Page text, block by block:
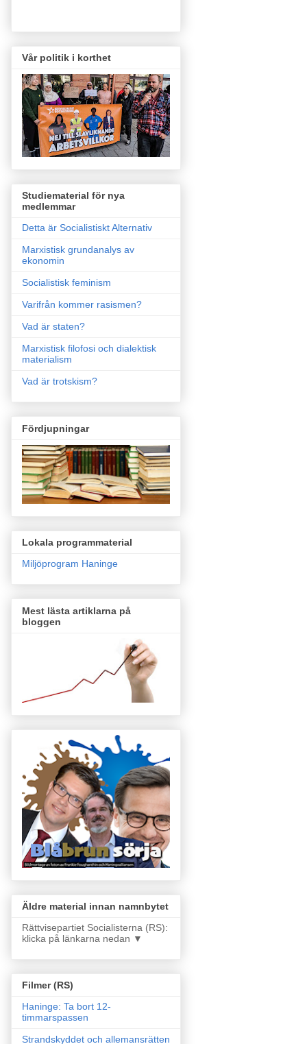
Vår politik i korthet
Studiematerial för nya
medlemmar
Detta är Socialistiskt Alternativ
Marxistisk grundanalys av
ekonomin
Socialistisk feminism
Varifrån kommer rasismen?
Vad är staten?
Marxistisk filofosi och dialektisk
materialism
Vad är trotskism?
Fördjupningar
Lokala programmaterial
Miljöprogram Haninge
Mest lästa artiklarna på
bloggen
Äldre material innan namnbytet
Rättvisepartiet Socialisterna (RS):
klicka på länkarna nedan ▼
Filmer (RS)
Haninge: Ta bort 12-
timmarspassen
Strandskyddet och allemansrätten